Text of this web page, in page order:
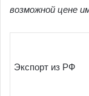
возможной цене
Экспорт из РФ